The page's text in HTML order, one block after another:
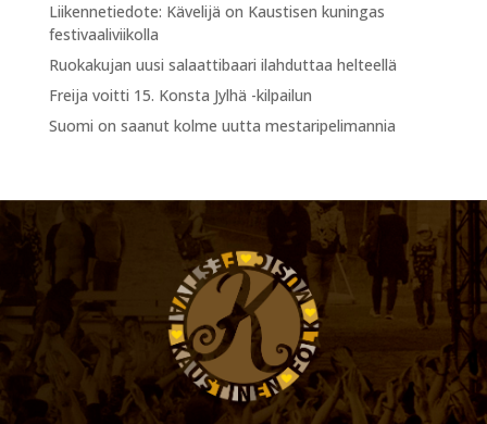
Liikennetiedote: Kävelijä on Kaustisen kuningas
festivaaliviikolla
Ruokakujan uusi salaattibaari ilahduttaa helteellä
Freija voitti 15. Konsta Jylhä -kilpailun
Suomi on saanut kolme uutta mestaripelimannia